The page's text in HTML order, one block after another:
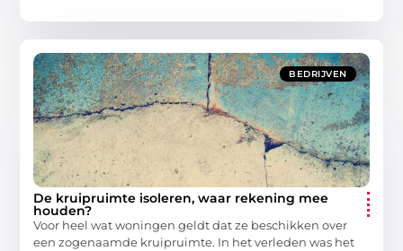
BEDRIJVEN
De kruipruimte isoleren, waar rekening mee
houden?
Voor heel wat woningen geldt dat ze beschikken over
een zogenaamde kruipruimte. In het verleden was het